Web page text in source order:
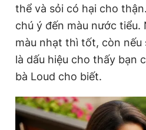
thể và sỏi có hại cho
chú ý đến màu nước tiểu.
màu nhạt thì tốt, còn nếu
là dấu hiệu cho thấy bạn
bà Loud cho biết.